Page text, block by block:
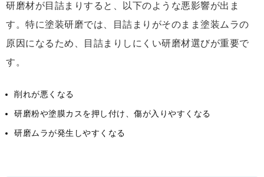
研磨材が目詰まりすると、以下のような悪影響が出ま
す。特に塗装研磨では、目詰まりがそのまま塗装ムラの
原因になるため、目詰まりしにくい研磨材選びが重要で
す。
削れが悪くなる
研磨粉や塗膜カスを押し付け、傷が入りやすくなる
研磨ムラが発生しやすくなる